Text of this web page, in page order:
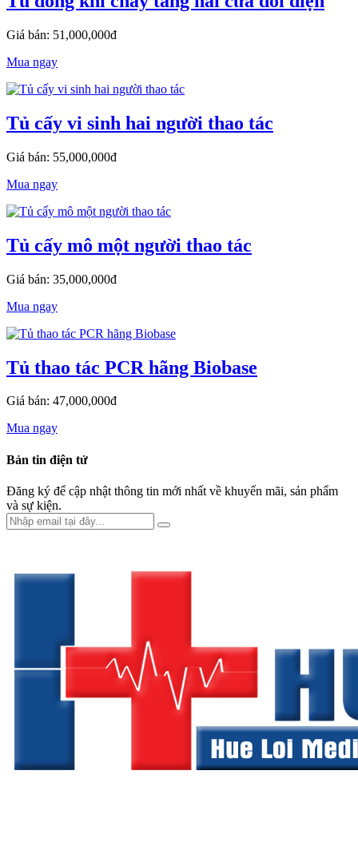
Giá bán: 51,000,000đ
Mua ngay
Tủ cấy vi sinh hai người thao tác
Giá bán: 55,000,000đ
Mua ngay
Tủ cấy mô một người thao tác
Giá bán: 35,000,000đ
Mua ngay
Tủ thao tác PCR hãng Biobase
Giá bán: 47,000,000đ
Mua ngay
Bản tin điện tử
Đăng ký để cập nhật thông tin mới nhất về khuyến mãi, sản phẩm
và sự kiện.